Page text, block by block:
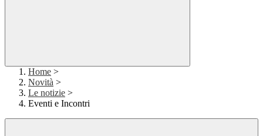
Home >
Novità >
Le notizie >
Eventi e Incontri